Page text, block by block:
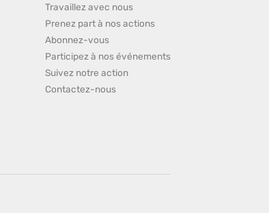
Travaillez avec nous
Prenez part à nos actions
Abonnez-vous
Participez à nos événements
Suivez notre action
Contactez-nous